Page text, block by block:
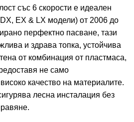
със 6 скорости е идеален
EX & LX модели) от 2006 до
перфектно пасване, тази
и здрава топка, устойчива
от комбинация от пластмаса,
не само
качество на материалите.
лесна инсталация без